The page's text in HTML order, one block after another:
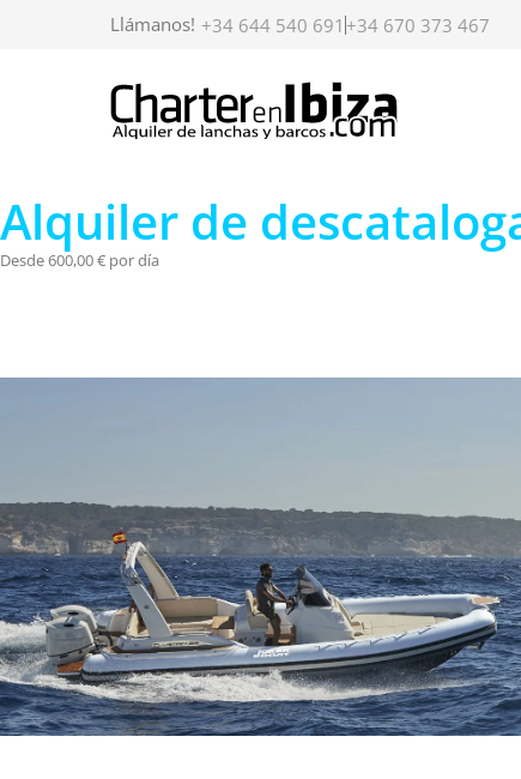
Llámanos! +34 644 540 691 +34 670 373 467
Alquiler de
Desde 600,00 € por día